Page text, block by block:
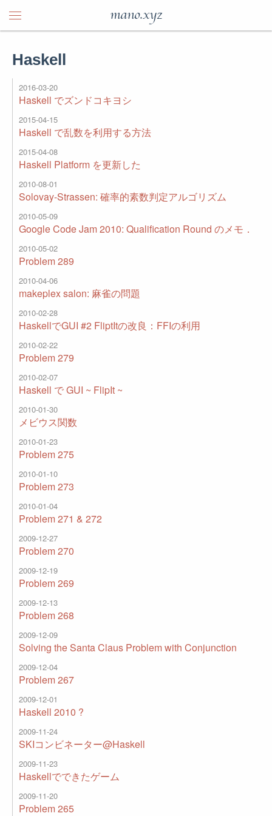
mano.xyz
Haskell
2016-03-20
Haskell でズンドコキヨシ
2015-04-15
Haskell で乱数を利用する方法
2015-04-08
Haskell Platform を更新した
2010-08-01
Solovay-Strassen: 確率的素数判定アルゴリズム
2010-05-09
Google Code Jam 2010: Qualification Round のメモ．
2010-05-02
Problem 289
2010-04-06
makeplex salon: 麻雀の問題
2010-02-28
HaskellでGUI #2 FliptItの改良：FFIの利用
2010-02-22
Problem 279
2010-02-07
Haskell で GUI ~ FlipIt ~
2010-01-30
メビウス関数
2010-01-23
Problem 275
2010-01-10
Problem 273
2010-01-04
Problem 271 & 272
2009-12-27
Problem 270
2009-12-19
Problem 269
2009-12-13
Problem 268
2009-12-09
Solving the Santa Claus Problem with Conjunction
2009-12-04
Problem 267
2009-12-01
Haskell 2010 ?
2009-11-24
SKIコンビネーター@Haskell
2009-11-23
Haskellでできたゲーム
2009-11-20
Problem 265